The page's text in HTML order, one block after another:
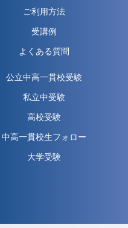
ご利用方法
受講例
よくある質問
公立中高一貫校受験
私立中受験
高校受験
中高一貫校生フォロー
大学受験